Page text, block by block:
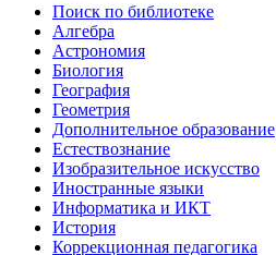
Поиск по библиотеке
Алгебра
Астрономия
Биология
География
Геометрия
Дополнительное образование
Естествознание
Изобразительное искусство
Иностранные языки
Информатика и ИКТ
История
Коррекционная педагогика